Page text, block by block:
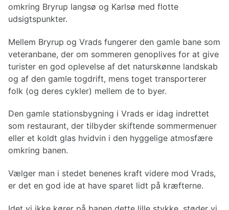
omkring Bryrup langsø og Karlsø med flotte
udsigtspunkter.
Mellem Bryrup og Vrads fungerer den gamle bane som
veteranbane, der om sommeren genoplives for at give
turister en god oplevelse af det naturskønne landskab
og af den gamle togdrift, mens toget transporterer
folk (og deres cykler) mellem de to byer.
Den gamle stationsbygning i Vrads er idag indrettet
som restaurant, der tilbyder skiftende sommermenuer
eller et koldt glas hvidvin i den hyggelige atmosfære
omkring banen.
Vælger man i stedet benenes kraft videre mod Vrads,
er det en god ide at have sparet lidt på kræfterne.